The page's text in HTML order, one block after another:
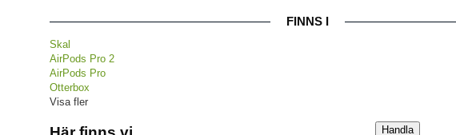
FINNS I
Skal
AirPods Pro 2
AirPods Pro
Otterbox
Visa fler
Handla